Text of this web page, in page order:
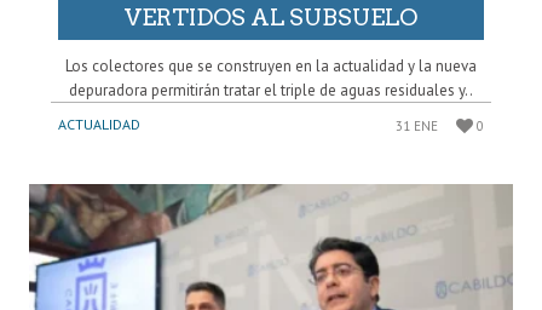
VERTIDOS AL SUBSUELO
Los colectores que se construyen en la actualidad y la nueva
depuradora permitirán tratar el triple de aguas residuales y..
ACTUALIDAD 31 ENE 0